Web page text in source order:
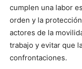
cumplen una labor
orden y la
actores de la
trabajo y evitar que
confrontaciones.